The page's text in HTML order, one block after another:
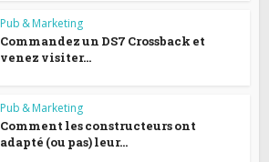
Pub & Marketing
Commandez un DS7 Crossback et
venez visiter...
Pub & Marketing
Comment les constructeurs ont
adapté (ou pas) leur...